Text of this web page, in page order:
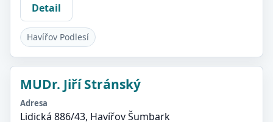
Detail
Havířov Podlesí
MUDr. Jiří Stránský
Adresa
Lidická 886/43, Havířov Šumbark